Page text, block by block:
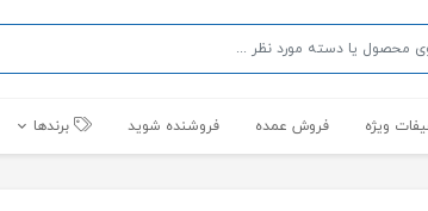
ویژه فروش عمده فروشنده شوید برندها